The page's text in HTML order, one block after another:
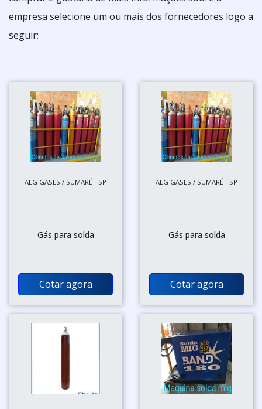
empresa selecione um ou mais dos fornecedores logo a
seguir:
ALG GASES / SUMARÉ - SP
Gás para solda
Cotar agora
ALG GASES / SUMARÉ - SP
Gás para solda
Cotar agora